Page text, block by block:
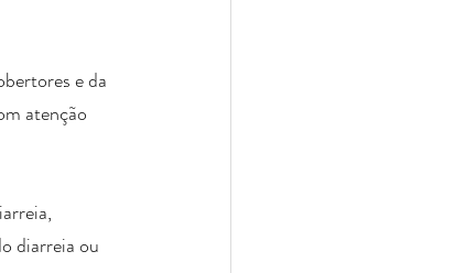
e da
atenção
diarreia ou